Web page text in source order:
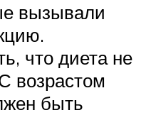
вызывали
что диета не
возрастом
быть